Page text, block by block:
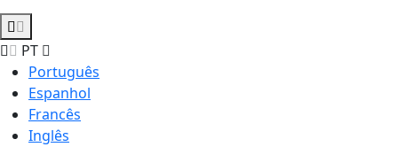
PT
Português
Espanhol
Francês
Inglês